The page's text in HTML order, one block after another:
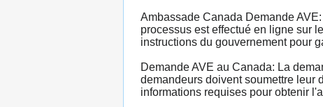
Ambassade Canada Demande
processus est effectué en ligne sur
instructions du gouvernement pour
Demande AVE au Canada: La
demandeurs doivent soumettre leur
informations requises pour obtenir